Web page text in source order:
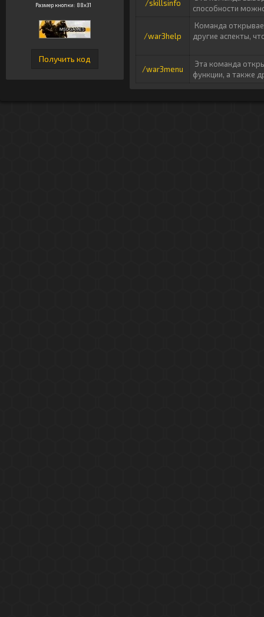
Размер кнопки: 88x31
/skillsinfo
способности
/war3help
Команда
другие аспекты,
/war3menu
Эта команда
функции, а также